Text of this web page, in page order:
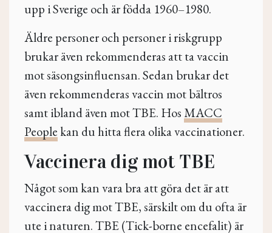
upp i Sverige och är födda 1960–1980.
Äldre personer och personer i riskgrupp
brukar även rekommenderas att ta vaccin
mot säsongsinfluensan. Sedan brukar det
även rekommenderas vaccin mot bältros
samt ibland även mot TBE. Hos MACC
Peoplekan du hitta flera olika vaccinationer.
Vaccinera dig mot TBE
Något som kan vara bra att göra det är att
vaccinera dig mot TBE, särskilt om du ofta är
ute i naturen. TBE (Tick-borne encefalit) är